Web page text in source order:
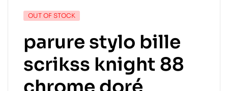
OUT OF STOCK
parure stylo bille
scrikss knight 88